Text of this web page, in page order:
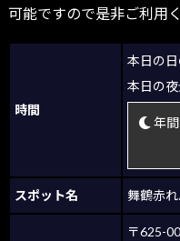
可能ですので是非ご利用
時間
本日の
本日の
年
スポット名 舞鶴赤
〒625-